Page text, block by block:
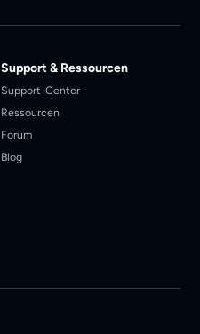
Support & Ressourcen
Support-Center
Ressourcen
Forum
Blog